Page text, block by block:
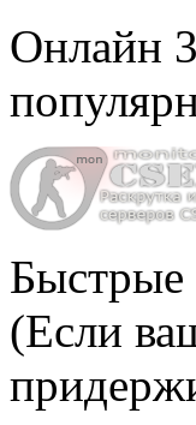
Онлайн
Быстрые
(Если